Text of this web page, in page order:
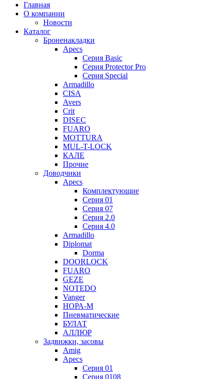
Главная
О компании
Новости
Каталог
Броненакладки
Apecs
Серия Basic
Серия Protector Pro
Серия Special
Armadillo
CISA
Avers
Crit
DISEC
FUARO
MOTTURA
MUL-T-LOCK
КАЛЕ
Прочие
Доводчики
Apecs
Комплектующие
Серия 01
Серия 07
Серия 2.0
Серия 4.0
Armadillo
Diplomat
Dorma
DOORLOCK
FUARO
GEZE
NOTEDO
Vanger
НОРА-М
Пневматические
БУЛАТ
АЛЛЮР
Задвижки, засовы
Amig
Apecs
Серия 01
Серия 0108